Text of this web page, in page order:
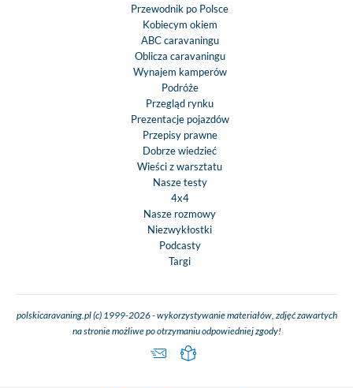
Przewodnik po Polsce
Kobiecym okiem
ABC caravaningu
Oblicza caravaningu
Wynajem kamperów
Podróże
Przegląd rynku
Prezentacje pojazdów
Przepisy prawne
Dobrze wiedzieć
Wieści z warsztatu
Nasze testy
4x4
Nasze rozmowy
Niezwykłostki
Podcasty
Targi
polskicaravaning.pl (c) 1999-2026 - wykorzystywanie materiałów, zdjęć zawartych
na stronie możliwe po otrzymaniu odpowiedniej zgody!